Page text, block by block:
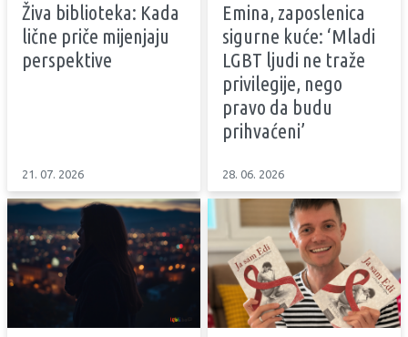
Živa biblioteka: Kada
lične priče mijenjaju
perspektive
21. 07. 2026
Emina, zaposlenica
sigurne kuće: ‘Mladi
LGBT ljudi ne traže
privilegije, nego
pravo da budu
prihvaćeni’
28. 06. 2026